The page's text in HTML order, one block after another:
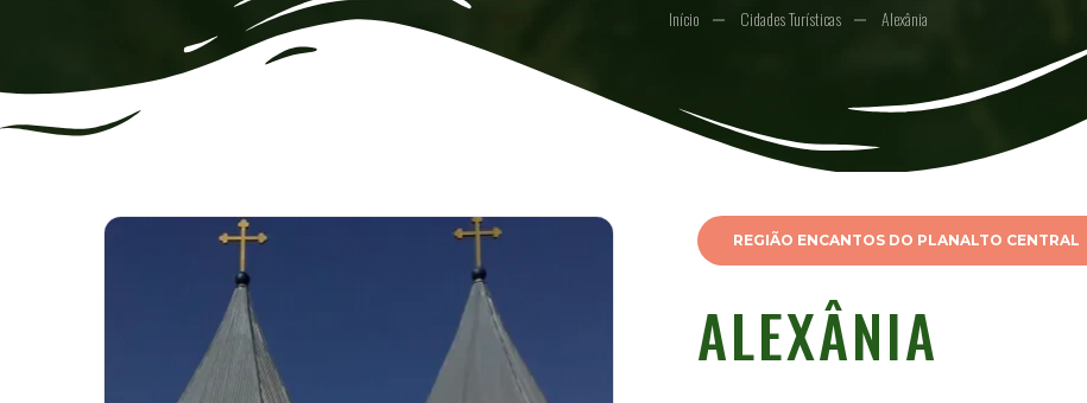
Início Cidades Turísticas Alexânia
REGIÃO ENCANTOS DO PLANALTO CENTRAL
ALEXÂNIA